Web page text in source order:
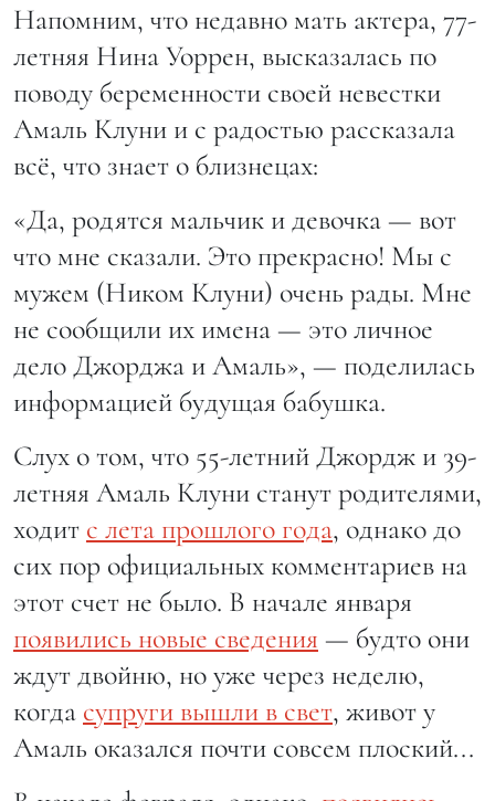
Напомним, что недавно мать актера, 77-
летняя Нина Уоррен, высказалась по
поводу беременности своей невестки
Амаль Клуни и с радостью рассказала
всё, что знает о близнецах:
«Да, родятся мальчик и девочка — вот
что мне сказали. Это прекрасно! Мы с
мужем (Ником Клуни) очень рады. Мне
не сообщили их имена — это личное
дело Джорджа и Амаль», — поделилась
информацией будущая бабушка.
Слух о том, что 55-летний Джордж и 39-
летняя Амаль Клуни станут родителями,
ходит с лета прошлого года, однако до
сих пор официальных комментариев на
этот счет не было. В начале января
появились новые сведения — будто они
ждут двойню, но уже через неделю,
когда супруги вышли в свет, живот у
Амаль оказался почти совсем плоский...